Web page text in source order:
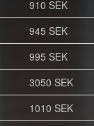
910 SEK
945 SEK
995 SEK
3050 SEK
1010 SEK